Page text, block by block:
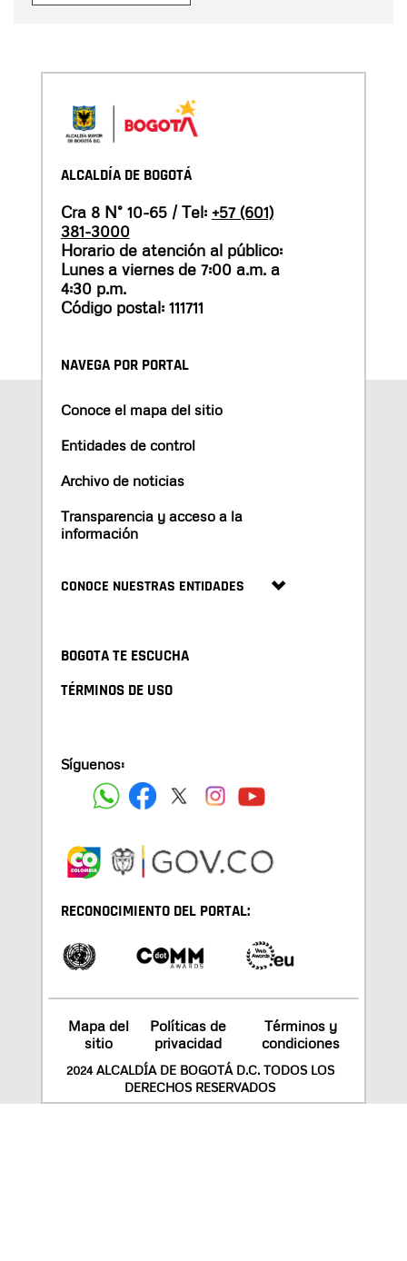
ALCALDÍA DE BOGOTÁ
Cra 8 N° 10-65 / Tel: +57 (601)
381-3000
Horario de atención al público:
Lunes a viernes de 7:00 a.m. a
4:30 p.m.
Código postal: 111711
NAVEGA POR PORTAL
Conoce el mapa del sitio
Entidades de control
Archivo de noticias
Transparencia y acceso a la
información
CONOCE NUESTRAS ENTIDADES
BOGOTA TE ESCUCHA
TÉRMINOS DE USO
Síguenos:
RECONOCIMIENTO DEL PORTAL:
Mapa del
sitio
Políticas de
privacidad
Términos y
condiciones
2024 ALCALDÍA DE BOGOTÁ D.C. TODOS LOS
DERECHOS RESERVADOS